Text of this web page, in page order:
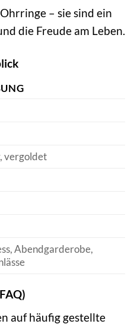
– sie sind ein
die Freude am Leben.
vergoldet
Abendgarderobe,
auf häufig gestellte